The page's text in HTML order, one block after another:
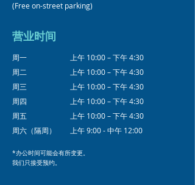
(Free on-street parking)
营业时间
周一
周二
周三
周四
周五
周六（隔周）
上午 10:00 – 下午 4:30
上午 10:00 – 下午 4:30
上午 10:00 – 下午 4:30
上午 10:00 – 下午 4:30
上午 10:00 – 下午 4:30
上午 9:00 - 中午 12:00
*办公时间可能会有所变更。
我们只接受预约。